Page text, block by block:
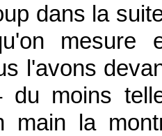
dans la
l'avons
du moins
main la